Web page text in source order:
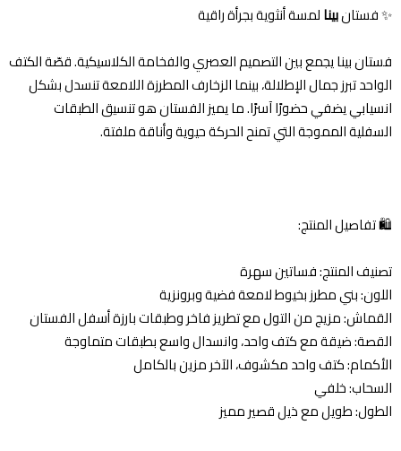
✨ فستانبينالمسة أنثوية بجرأة راقية
فستان بينا يجمع بين التصميم العصري والفخامة الكلاسيكية. قصّة الكتف
الواحد تبرز جمال الإطلالة، بينما الزخارف المطرزة اللامعة تنسدل بشكل
انسيابي يضفي حضورًا آسرًا. ما يميز الفستان هو تنسيق الطبقات
السفلية المموجة التي تمنح الحركة حيوية وأناقة ملفتة.
🛍️ تفاصيل المنتج:
تصنيف المنتج: فساتين سهرة
اللون: بني مطرز بخيوط لامعة فضية وبرونزية
القماش: مزيج من التول مع تطريز فاخر وطبقات بارزة أسفل الفستان
القصة: ضيقة مع كتف واحد، وانسدال واسع بطبقات متماوجة
الأكمام: كتف واحد مكشوف، الآخر مزين بالكامل
السحاب: خلفي
الطول: طويل مع ذيل قصير مميز